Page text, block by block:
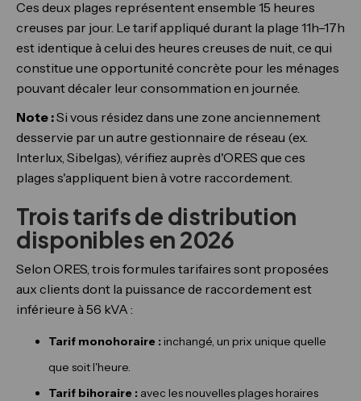
Ces deux plages représentent ensemble 15 heures
creuses par jour. Le tarif appliqué durant la plage 11h–17h
est identique à celui des heures creuses de nuit, ce qui
constitue une opportunité concrète pour les ménages
pouvant décaler leur consommation en journée.
Note :Si vous résidez dans une zone anciennement
desservie par un autre gestionnaire de réseau (ex.
Interlux, Sibelgas), vérifiez auprès d'ORES que ces
plages s'appliquent bien à votre raccordement.
Trois tarifs de distribution
disponibles en 2026
Selon ORES, trois formules tarifaires sont proposées
aux clients dont la puissance de raccordement est
inférieure à 56 kVA :
Tarif monohoraire : inchangé, un prix unique quelle
que soit l'heure.
Tarif bihoraire : avec les nouvelles plages horaires